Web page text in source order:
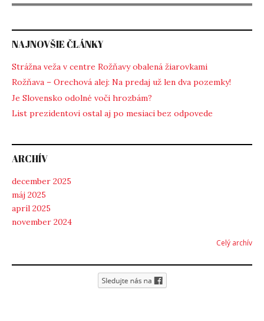
NAJNOVŠIE ČLÁNKY
Strážna veža v centre Rožňavy obalená žiarovkami
Rožňava – Orechová alej: Na predaj už len dva pozemky!
Je Slovensko odolné voči hrozbám?
List prezidentovi ostal aj po mesiaci bez odpovede
ARCHÍV
december 2025
máj 2025
apríl 2025
november 2024
Celý archív